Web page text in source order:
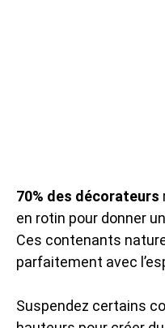
70% des décorateurs
en rotin pour donner
Ces contenants
parfaitement avec
Suspendez certains